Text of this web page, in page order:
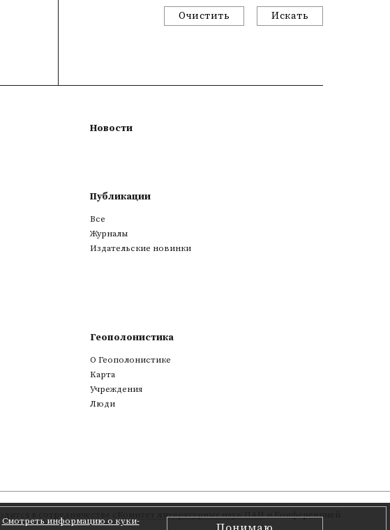
Очистить Искать
Смотреть информацию о куки-
Новости
Публикации
Все
Журналы
Издательские новинки
Геополонистика
О Геополонистике
Kарта
Учреждения
Люди
Комитет литературных наук ПАНи Конференцией